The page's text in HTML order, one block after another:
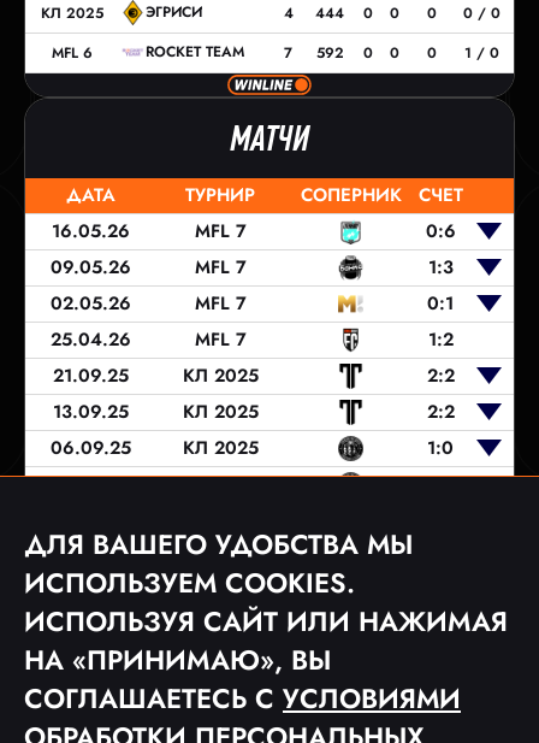
КЛ 2025
ЭГРИСИ 4 444 0 0 0
0 / 0
MFL 6
ROCKET TEAM 7 592 0 0 0 1 / 0
МАТЧИ
ДАТА ТУРНИР СОПЕРНИК
СЧЕТ
16.05.26
MFL 7
0:6
09.05.26
MFL 7
1:3
02.05.26
MFL 7
0:1
25.04.26
MFL 7
1:2
21.09.25
КЛ 2025
2:2
13.09.25
КЛ 2025
2:2
06.09.25
КЛ 2025
1:0
31.08.25
КЛ 2025
2:1
01.06.25
MFL 6
1 2
ДЛЯ ВАШЕГО УДОБСТВА МЫ
ИСПОЛЬЗУЕМ COOKIES.
ИСПОЛЬЗУЯ САЙТ ИЛИ НАЖИМАЯ
НА «ПРИНИМАЮ», ВЫ
СОГЛАШАЕТЕСЬ С УСЛОВИЯМИ